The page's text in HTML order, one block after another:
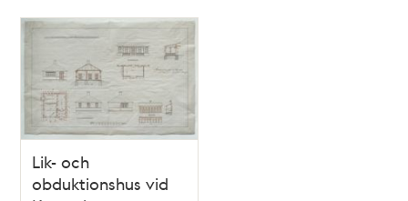
Lista
Karta
träffar
Lik- och
obduktionshus vid